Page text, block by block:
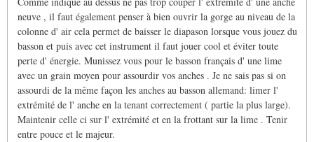
neuve , il faut également penser à bien ouvrir la gorge au niveau de la
colonne d' air cela permet de baisser le diapason lorsque vous jouez du
basson et puis avec cet instrument il faut jouer cool et éviter toute
perte d' énergie. Munissez vous pour le basson français d' une lime
avec un grain moyen pour assourdir vos anches . Je ne sais pas si on
assourdi de la même façon les anches au basson allemand: limer l'
extrémité de l' anche en la tenant correctement ( partie la plus large).
Maintenir celle ci sur l' extrémité et en la frottant sur la lime . Tenir
entre pouce et le majeur.